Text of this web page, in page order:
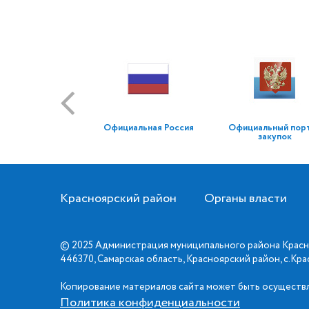
Официальная Россия Официальный
закупок
Красноярский район Органы власти
© 2025 Администрация муниципального района
446370, Самарская область, Красноярский район,
Копирование материалов сайта может быть
Политика конфиденциальности